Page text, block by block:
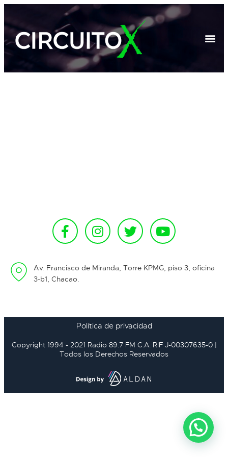
Av. Francisco de Miranda, Torre KPMG, piso 3, oficina
3-b1, Chacao.
Política de privacidad
Copyright 1994 - 2021 Radio 89.7 FM C.A. RIF J-00307635-0 |
Todos los Derechos Reservados